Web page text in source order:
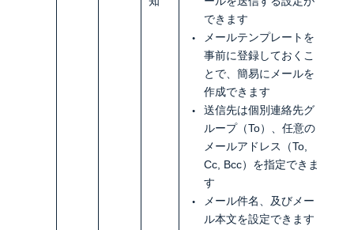
できます
メールテンプレートを
事前に登録しておくこ
とで、簡易にメールを
作成できます
送信先は個別連絡先グ
ループ（To）、任意の
メールアドレス（To,
Cc, Bcc）を指定できま
す
メール件名、及びメー
ル本文を設定できます